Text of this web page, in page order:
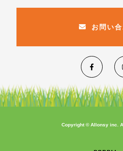
お問い
Copyright © Allonsy inc.